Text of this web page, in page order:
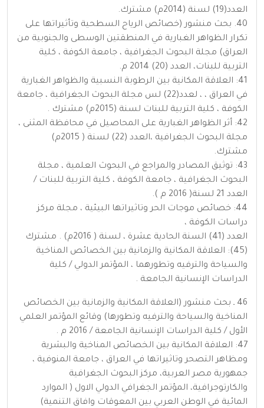
العدد(19) لسنة (2014م) مشترك.
40. بحث منشور (خصائص الرياح السطحية وتأثيراتها على
تكرار الظواهر الغبارية في المنطقتين الوسطى والجنوبية من
العراق) مجلة البحوث الجغرافية ، جامعة الكوفة ، كلية
التربية للبنات، العدد (20) 2014 م.
41: العلاقة المكانية بين الرطوبة النسبية والظواهر الغبارية
في العراق ، ، لعدد(22) لس مجلة البحوث الجغرافية ، جامعة
الكوفة ، كلية التربية للبنات لسنة (2015م) مشترك .
42: أثر الظواهر الغبارية على المحاصيل في محافظة المثنى ،
مجلة البحوث الجغرافية ،العدد (22) لسنة ( 2015م)
مشترك.
43: توثيق المصادر والمراجع في البحوث العلمية ، مجلة
البحوث الجغرافية ، جامعة الكوفة ، كلية التربية للبنات /
العدد 21 لسنة( 2016 م ).
44: خصائص موجات الحر وتاثيراتها البيئية ، مجلة مركز
دراسات الكوفة ،
العدد (41) السنة الحادية عشرة ، لسنة ( 2016م) . مشترك
(45): العلاقة المكانية والزمانية بين الخصائص المناخية
والسياحة والترفيه وتطورهما ، المؤتمر الدولي / كلية
الدراسات الإنسانية الجامعة .
46 ـ بحث منشور (العلاقة المكانية والزمانية بين الخصائص
المناخية والسياحة والترفيه وتطورها) وقائع المؤتمر العلمي
الأول / كلية الدراسات الإنسانية الجامعة / 2016 م .
47: العلاقة المكانية بين الخصائص المناخية والبشرية
ومظاهر التصحر وتاثيراتها في العراق ، جامعة المنوفية ،
جمهورية مصر العربية، مركز البحوث الجغرافية
والكارتوجرافية، المؤتمر الجغرافي الدولي الاول ( الموارد
المائية في الوطن العربي بين المعوقات وافاق التنمية)